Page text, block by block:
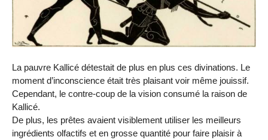
La pauvre Kallicé détestait de plus en plus ces divinations. Le
moment d’inconscience était très plaisant voir même jouissif.
Cependant, le contre-coup de la vision consumé la raison de
Kallicé.
De plus, les prêtes avaient visiblement utiliser les meilleurs
ingrédients olfactifs et en grosse quantité pour faire plaisir à